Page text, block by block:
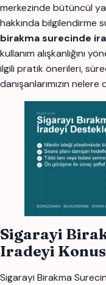
merkezinde bütüncül
hakkında bilgilendirme
birakma surecinde
kullanım alışkanlığını
ilgili pratik önerileri,
danışanlarımızın
Sigarayi
Iradeyi
Sigarayi Birakma